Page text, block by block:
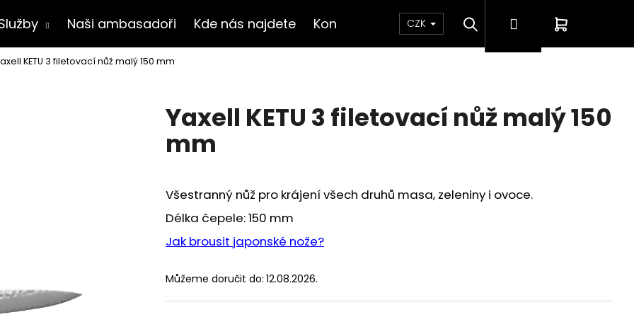
Naši ambasadoři Kde nás najdete Kontakt CZK HledatPřihlášeníNákupní
košík
KETU 3 filetovací nůž malý 150 mm
Yaxell KETU 3 filetovací nůž malý 150
mm
Všestranný nůž pro krájení všech druhů masa, zeleniny i ovoce.
Délka čepele: 150 mm
Jak brousit japonské nože?
Můžeme doručit do: 12.08.2026.